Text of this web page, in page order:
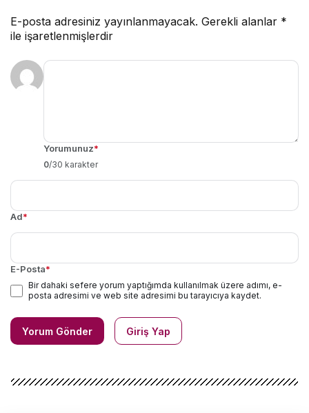
E-posta adresiniz yayınlanmayacak. Gerekli alanlar *
ile işaretlenmişlerdir
Yorumunuz*
0/30 karakter
Ad*
E-Posta*
Bir dahaki sefere yorum yaptığımda kullanılmak üzere adımı, e-
posta adresimi ve web site adresimi bu tarayıcıya kaydet.
Yorum Gönder Giriş Yap